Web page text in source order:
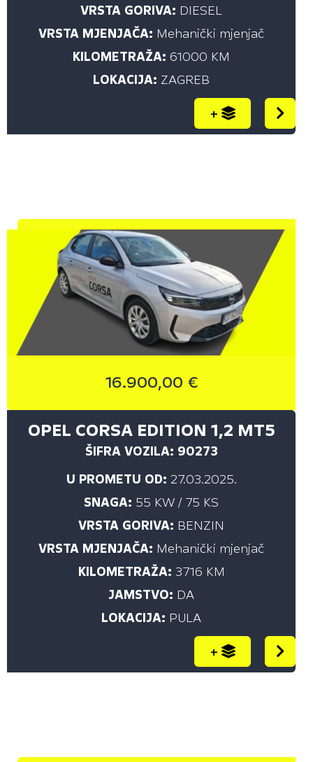
VRSTA GORIVA: DIESEL
VRSTA MJENJAČA: Mehanički mjenjač
KILOMETRAŽA: 61000 KM
LOKACIJA: ZAGREB
+
16.900,00 €
OPEL CORSA EDITION 1,2 MT5
ŠIFRA VOZILA: 90273
U PROMETU OD: 27.03.2025.
SNAGA: 55 KW / 75 KS
VRSTA GORIVA: BENZIN
VRSTA MJENJAČA: Mehanički mjenjač
KILOMETRAŽA: 3716 KM
JAMSTVO: DA
LOKACIJA: PULA
+